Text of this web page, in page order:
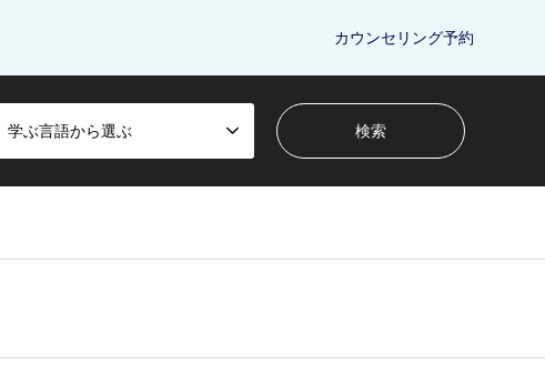
カウンセリング予約
学ぶ言語から選ぶ